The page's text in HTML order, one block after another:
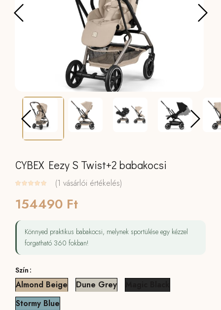
CYBEX Eezy S Twist+2 babakocsi
(1 vásárlói értékelés)
154490 Ft
Könnyed praktikus babakocsi, melynek sportülése egy kézzel
forgatható 360 fokban!
Szín
Almond Beige Dune Grey
Stormy Blue